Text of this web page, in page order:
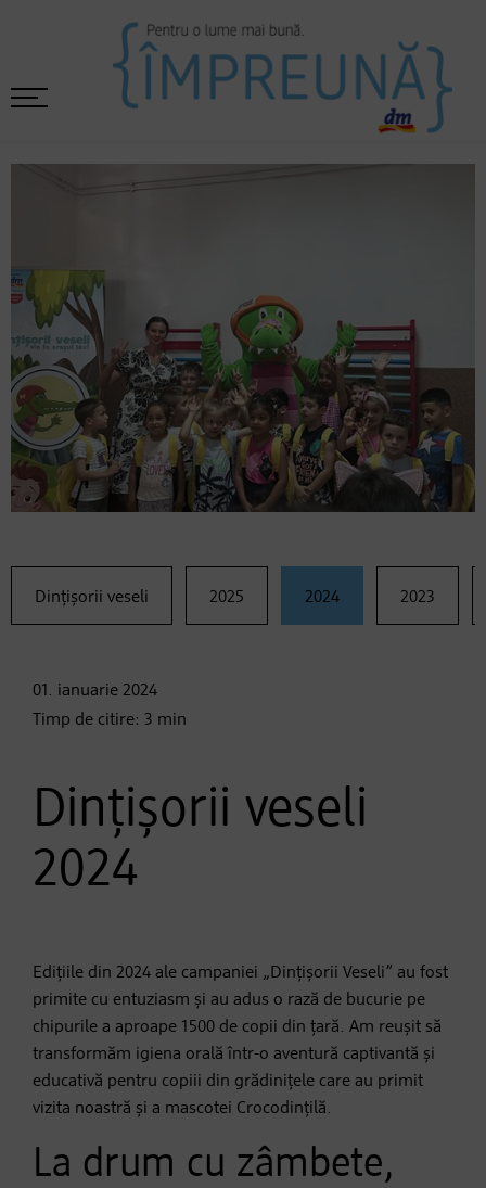
Dințișorii veseli 2025 2024 2023
01. ianuarie 2024
Timp de citire: 3 min
Dințișorii veseli
2024
Edițiile din 2024 ale campaniei „Dințișorii Veseli” au fost
primite cu entuziasm și au adus o rază de bucurie pe
chipurile a aproape 1500 de copii din țară. Am reușit să
transformăm igiena orală într-o aventură captivantă și
educativă pentru copiii din grădinițele care au primit
vizita noastră și a mascotei Crocodințilă.
La drum cu zâmbete,